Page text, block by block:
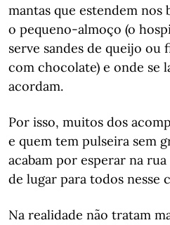
mantas que estendem nos
o pequeno-almoço (o
serve sandes de queijo ou
com chocolate) e onde se
acordam.
Por isso, muitos dos
e quem tem pulseira sem
acabam por esperar na
de lugar para todos nesse
Na realidade não tratam